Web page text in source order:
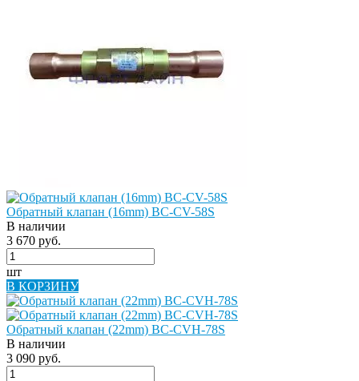
Обратный клапан (16mm) BC-CV-58S
В наличии
3 670 руб.
шт
В КОРЗИНУ
Обратный клапан (22mm) BC-CVH-78S
В наличии
3 090 руб.